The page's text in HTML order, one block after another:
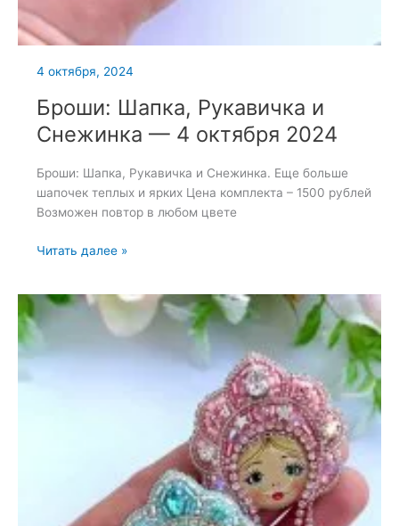
4 октября, 2024
Броши: Шапка, Рукавичка и
Снежинка — 4 октября 2024
Броши: Шапка, Рукавичка и Снежинка. Еще больше
шапочек теплых и ярких Цена комплекта – 1500 рублей
Возможен повтор в любом цвете
Броши:
Снежинка
Читать далее »